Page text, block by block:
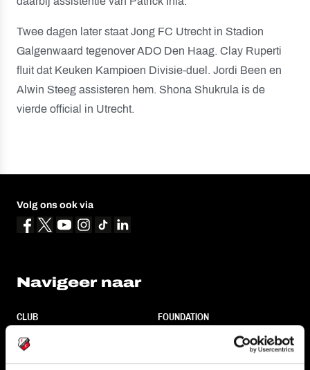
Twee dagen later staat Jong FC Utrecht in Stadion
Galgenwaard tegenover ADO Den Haag. Clay Ruperti
fluit dat Keuken Kampioen Divisie-duel. Jordi Been en
Alwin Steeg assisteren hem. Shona Shukrula is de
vierde official in Utrecht.
Volg ons ook via
Navigeer naar
CLUB
TEAMS
STADION
FOUNDATION
BUSINESS